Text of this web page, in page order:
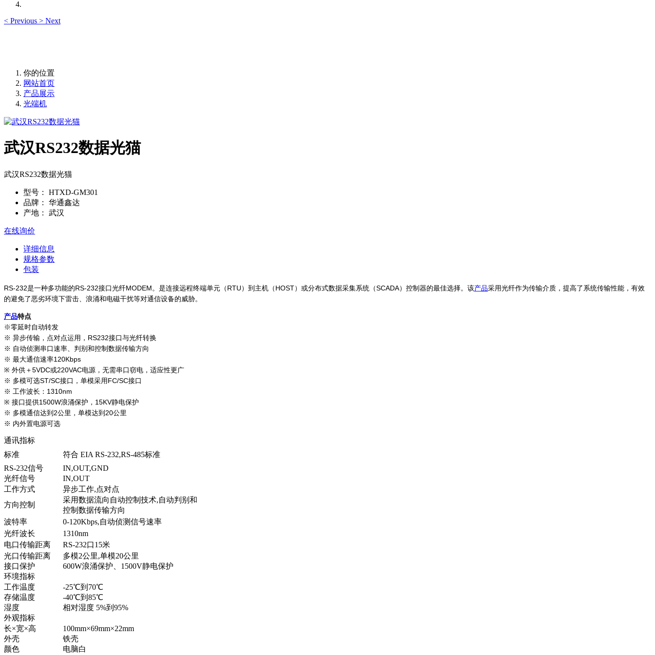
< Previous > Next
你的位置
网站首页
产品展示
光端机
武汉RS232数据光猫
武汉RS232数据光猫
型号：
HTXD-GM301
品牌：
华通鑫达
产地：
武汉
在线询价
详细信息
规格参数
包装
RS-232是一种多功能的RS-232接口光纤MODEM。是连接远程终端单元（RTU）到主机（HOST）或分布式数据采集系统（SCADA）控制器的最佳选择。该产品采用光纤作为传输介质，提高了系统传输性能，有效
的避免了恶劣环境下雷击、浪涌和电磁干扰等对通信设备的威胁。
产品特点
※零延时自动转发
※ 异步传输，点对点运用，RS232接口与光纤转换
※ 自动侦测串口速率、判别和控制数据传输方向
※ 最大通信速率120Kbps
※ 外供＋5VDC或220VAC电源，无需串口窃电，适应性更广
※ 多模可选ST/SC接口，单模采用FC/SC接口
※ 工作波长：1310nm
※ 接口提供1500W浪涌保护，15KV静电保护
※ 多模通信达到2公里，单模达到20公里
※ 内外置电源可选
通讯指标
标准
符合 EIA RS-232,RS-485标准
RS-232信号
IN,OUT,GND
光纤信号
IN,OUT
工作方式
异步工作,点对点
方向控制
采用数据流向自动控制技术,自动判别和
控制数据传输方向
波特率
0-120Kbps,自动侦测信号速率
光纤波长
1310nm
电口传输距离
RS-232口15米
光口传输距离
多模2公里,单模20公里
接口保护
600W浪涌保护、1500V静电保护
环境指标
工作温度
-25℃到70℃
存储温度
-40℃到85℃
湿度
相对湿度 5%到95%
外观指标
长×宽×高
100mm×69mm×22mm
外壳
铁壳
颜色
电脑白